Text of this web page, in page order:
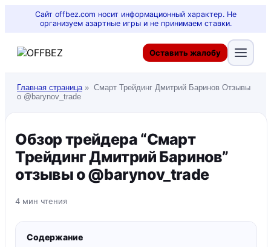
Сайт offbez.com носит информационный характер. Не
организуем азартные игры и не принимаем ставки.
Оставить жалобу
Главная страница» Смарт Трейдинг Дмитрий Баринов Отзывы
о @barynov_trade
Обзор трейдера “Смарт
Трейдинг Дмитрий Баринов”
отзывы о @barynov_trade
4 мин чтения
Содержание